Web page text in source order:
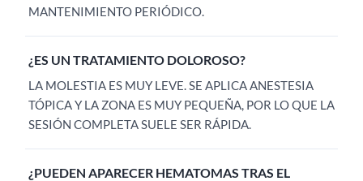
MANTENIMIENTO PERIÓDICO.
¿ES UN TRATAMIENTO DOLOROSO?
LA MOLESTIA ES MUY LEVE. SE APLICA ANESTESIA
TÓPICA Y LA ZONA ES MUY PEQUEÑA, POR LO QUE LA
SESIÓN COMPLETA SUELE SER RÁPIDA.
¿PUEDEN APARECER HEMATOMAS TRAS EL